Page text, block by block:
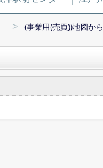
> (事業用(売買))地図か